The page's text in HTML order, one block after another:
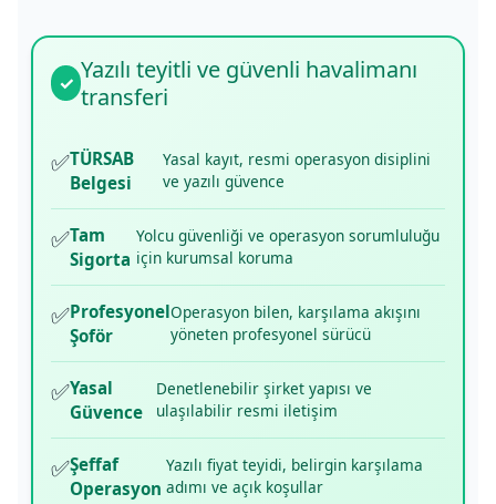
✓ Yazılı teyitli ve güvenli havalimanı
transferi
✅TÜRSAB
Belgesi
Yasal kayıt, resmi operasyon disiplini
ve yazılı güvence
✅Tam
Sigorta
Yolcu güvenliği ve operasyon sorumluluğu
için kurumsal koruma
✅Profesyonel
Şoför
Operasyon bilen, karşılama akışını
yöneten profesyonel sürücü
✅Yasal
Güvence
Denetlenebilir şirket yapısı ve
ulaşılabilir resmi iletişim
✅Şeffaf
Operasyon
Yazılı fiyat teyidi, belirgin karşılama
adımı ve açık koşullar